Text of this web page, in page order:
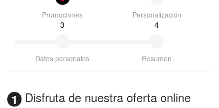
Promociones Personalización
3
Datos personales
4
Resumen
1 Disfruta de nuestra oferta online